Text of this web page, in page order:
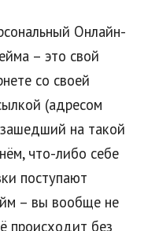
Онлайн-
– это свой
со своей
(адресом
на такой
что-либо себе
поступают
– вы вообще не
происходит без